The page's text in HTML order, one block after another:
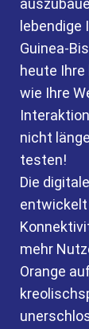
Guinea-
heute Ihre
wie Ihre
nicht
testen!
Die
entwickelt
mehr
Orange